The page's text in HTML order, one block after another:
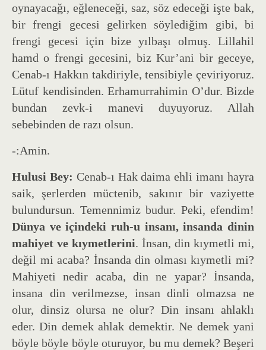
oynayacağı, eğleneceği, saz, söz edeceği işte bak,
bir frengi gecesi gelirken söylediğim gibi, bi
frengi gecesi için bize yılbaşı olmuş. Lillahil
hamd o frengi gecesini, biz Kur’ani bir geceye,
Cenab-ı Hakkın takdiriyle, tensibiyle çeviriyoruz.
Lütuf kendisinden. Erhamurrahimin O’dur. Bizde
bundan zevk-i manevi duyuyoruz. Allah
sebebinden de razı olsun.
-:Amin.
Hulusi Bey: Cenab-ı Hak daima ehli imanı hayra
saik, şerlerden müctenib, sakınır bir vaziyette
bulundursun. Temennimiz budur. Peki, efendim!
Dünya ve içindeki ruh-u insanı, insanda dinin
mahiyet ve kıymetlerini. İnsan, din kıymetli mi,
değil mi acaba? İnsanda din olması kıymetli mi?
Mahiyeti nedir acaba, din ne yapar? İnsanda,
insana din verilmezse, insan dinli olmazsa ne
olur, dinsiz olursa ne olur? Din insanı ahlaklı
eder. Din demek ahlak demektir. Ne demek yani
böyle böyle böyle oturuyor, bu mu demek? Beşeri